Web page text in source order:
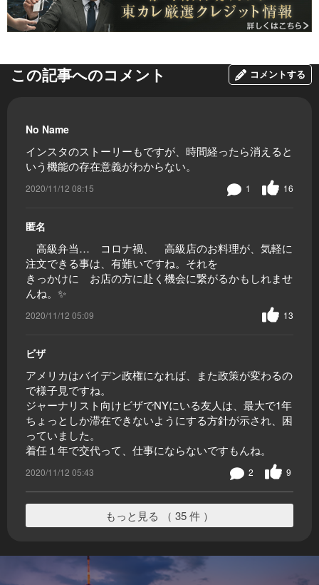
この記事へのコメント コメントする
No Name
インスタのストーリーもですが、時間経ったら消えると
いう機能の存在意義がわからない。
2020/11/12 08:15 16
1
匿名
高級弁当… コロナ禍、 高級店のお料理が、気軽に
注文できる事は、有難いですね。それを
きっかけに お店の方に赴く機会に繋がるかもしれませ
んね。✨
2020/11/12 05:09 13
ビザ
アメリカはバイデン政権になれば、また政策が変わるの
で様子見ですね。
ジャーナリスト向けビザでNYにいる友人は、最大で1年
ちょっとしか滞在できないようにする方針が示され、困
っていました。
着任１年で交代って、仕事にならないですもんね。
2020/11/12 05:43 9
2
もっと見る （ 35 件 ）